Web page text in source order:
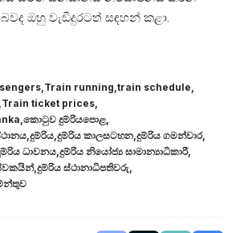
ඔහු වැඩිදුරටත් සඳහන් කළා.
Train running train schedule
Train ticket prices
කොටුව දුම්රියපොළ
දුම්රිය දුම්රිය කාලසටහන දුම්රිය ගමන්වාර
ධාවනය දුම්රිය නියෝජ්‍ය සාමාන්‍යාධිකාරී
දුම්රිය ස්ථානාධිපතිවරු